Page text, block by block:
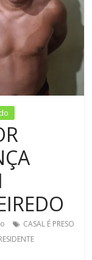
CASAL É PRESO